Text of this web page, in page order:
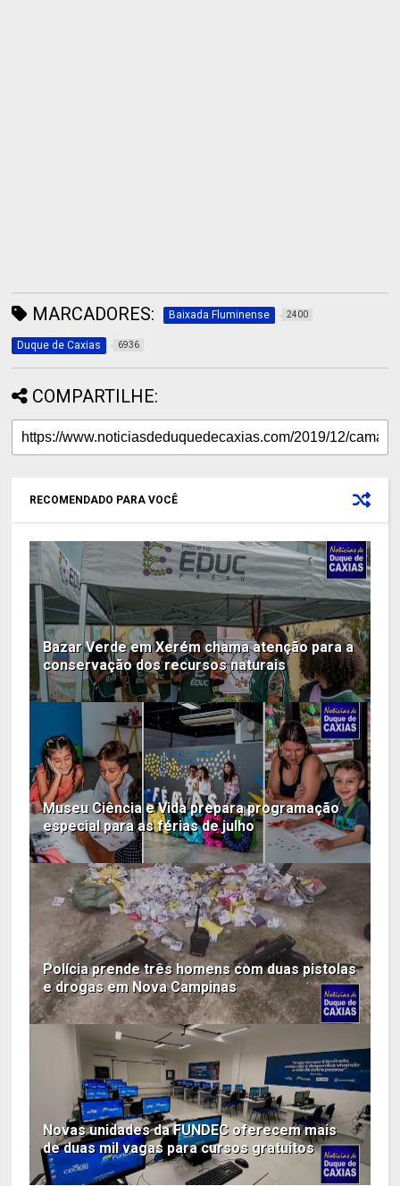
MARCADORES: Baixada Fluminense 2400
Duque de Caxias 6936
COMPARTILHE:
RECOMENDADO PARA VOCÊ
Bazar Verde em Xerém chama atenção para a
conservação dos recursos naturais
Museu Ciência e Vida prepara programação
especial para as férias de julho
Polícia prende três homens com duas pistolas
e drogas em Nova Campinas
Novas unidades da FUNDEC oferecem mais
de duas mil vagas para cursos gratuitos